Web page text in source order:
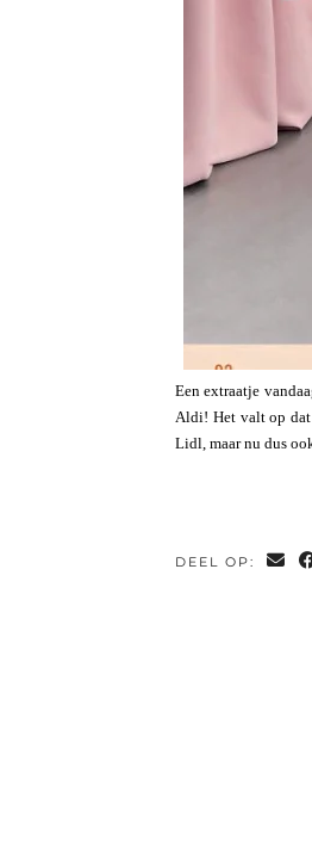
Een extraatje
Aldi! Het valt op dat
Lidl, maar nu dus
DEEL OP: